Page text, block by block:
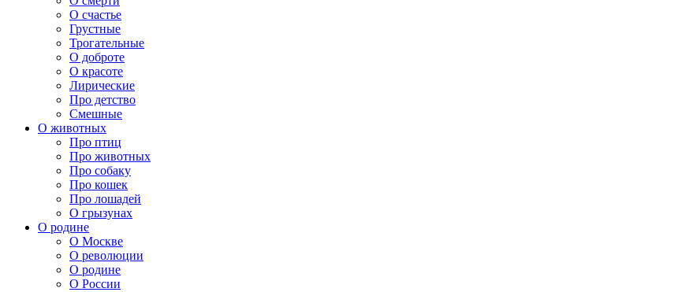
О счастье
Грустные
Трогательные
О доброте
О красоте
Лирические
Про детство
Смешные
О животных
Про птиц
Про животных
Про собаку
Про кошек
Про лошадей
О грызунах
О родине
О Москве
О революции
О родине
О России